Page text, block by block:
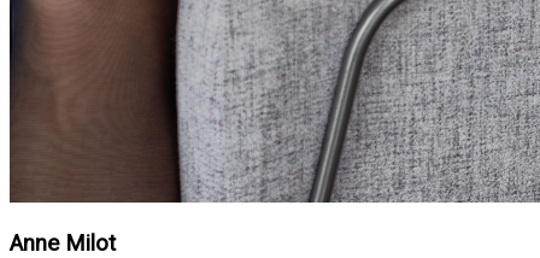
Anne Milot